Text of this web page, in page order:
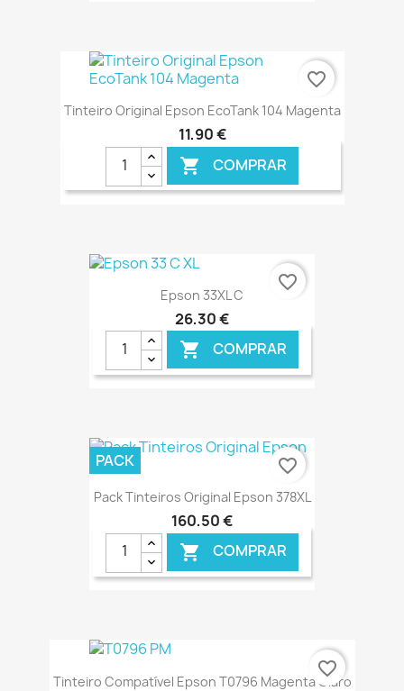
€ ONLINE
Tinteiro Original Epson EcoTank 104 Magenta
11,90 €
 COMPRAR
favorite_border
Epson 33XL C
26,30 €
 COMPRAR
€ ONLINE
favorite_border
Pack Tinteiros Original Epson 378XL
160,50 €
 COMPRAR
PACK favorite_border
Tinteiro Compatível Epson T0796 Magenta Claro
favorite_border